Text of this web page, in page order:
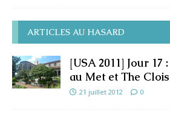
ARTICLES AU HASARD
[USA 2011] Jour 17
au Met et The
21 juillet 2012 0